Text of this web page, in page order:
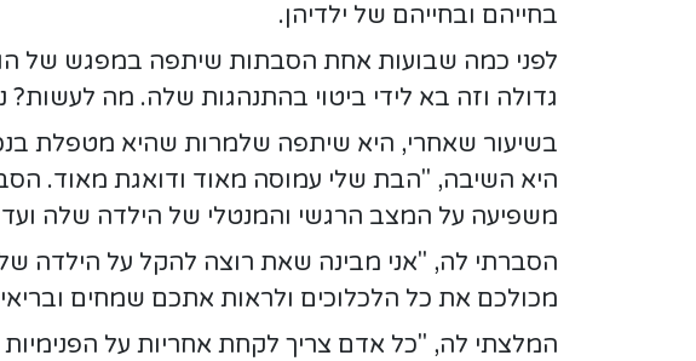
בחייהם ובחייהם של ילדיהן.
לפני כמה שבועות אחת הסבתות שיתפה במפגש של
גדולה וזה בא לידי ביטוי בהתנהגות שלה. מה
בשיעור שאחרי, היא שיתפה שלמרות שהיא מטפלת
היא השיבה, "הבת שלי עמוסה מאוד ודואגת מאוד.
משפיעה על המצב הרגשי והמנטלי של הילדה שלה
הסברתי לה, "אני מבינה שאת רוצה להקל על הילדה
מכולכם את כל הלכלוכים ולראות אתכם שמחים
המלצתי לה, "כל אדם צריך לקחת אחריות על